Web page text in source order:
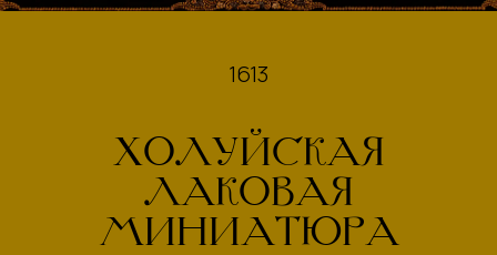
1613
ХОЛУЙСКАЯ
ЛАКОВАЯ
МИНИАТЮРА